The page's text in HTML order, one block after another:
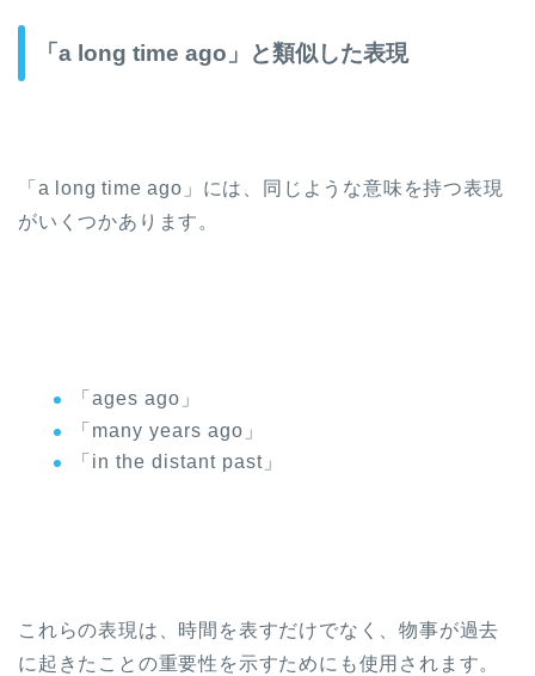
「a long time ago」と類似した表現
「a long time ago」には、同じような意味を持つ表現
がいくつかあります。
「ages ago」
「many years ago」
「in the distant past」
これらの表現は、時間を表すだけでなく、物事が過去
に起きたことの重要性を示すためにも使用されます。